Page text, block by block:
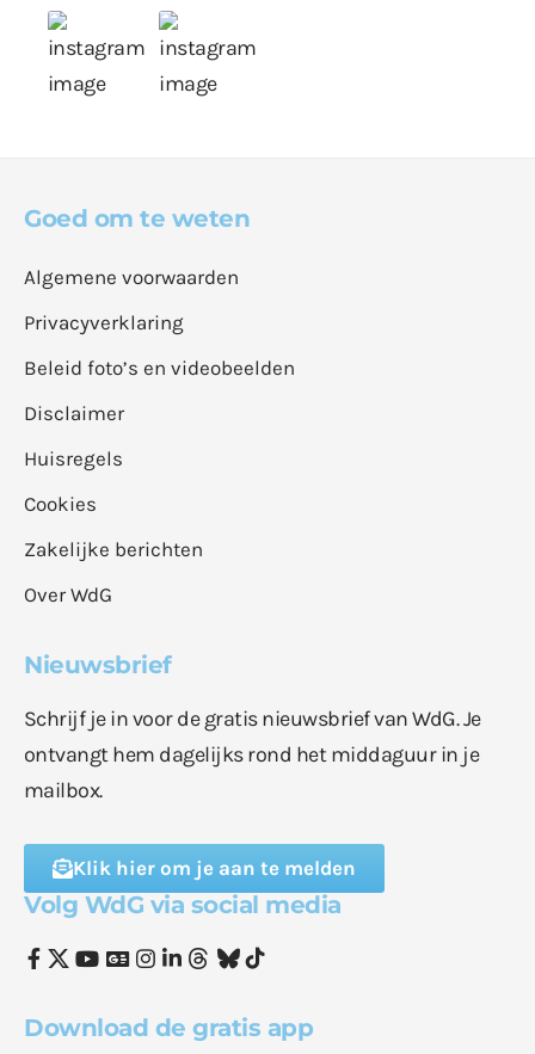
Goed om te weten
Algemene voorwaarden
Privacyverklaring
Beleid foto’s en videobeelden
Disclaimer
Huisregels
Cookies
Zakelijke berichten
Over WdG
Nieuwsbrief
Schrijf je in voor de gratis nieuwsbrief van WdG. Je
ontvangt hem dagelijks rond het middaguur in je
mailbox.
Klik hier om je aan te melden
Volg WdG via social media
Download de gratis app